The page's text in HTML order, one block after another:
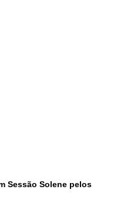
Sessão Solene pelos